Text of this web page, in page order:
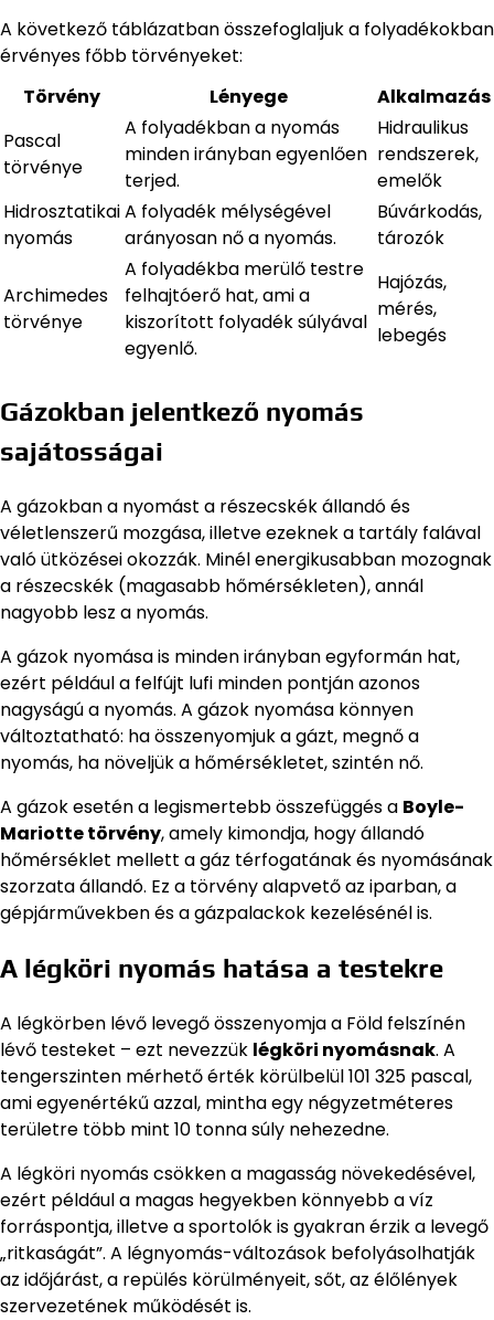
A következő táblázatban összefoglaljuk a folyadékokban
érvényes főbb törvényeket:
Törvény
Lényege
Alkalmazás
Pascal
törvénye
A folyadékban a nyomás
minden irányban egyenlően
terjed.
Hidraulikus
rendszerek,
emelők
Hidrosztatikai
nyomás
A folyadék mélységével
arányosan nő a nyomás.
Búvárkodás,
tározók
Archimedes
törvénye
A folyadékba merülő testre
felhajtóerő hat, ami a
kiszorított folyadék súlyával
egyenlő.
Hajózás,
mérés,
lebegés
Gázokban jelentkező nyomás
sajátosságai
A gázokban a nyomást a részecskék állandó és
véletlenszerű mozgása, illetve ezeknek a tartály falával
való ütközései okozzák. Minél energikusabban mozognak
a részecskék (magasabb hőmérsékleten), annál
nagyobb lesz a nyomás.
A gázok nyomása is minden irányban egyformán hat,
ezért például a felfújt lufi minden pontján azonos
nagyságú a nyomás. A gázok nyomása könnyen
változtatható: ha összenyomjuk a gázt, megnő a
nyomás, ha növeljük a hőmérsékletet, szintén nő.
A gázok esetén a legismertebb összefüggés a Boyle-
Mariotte törvény, amely kimondja, hogy állandó
hőmérséklet mellett a gáz térfogatának és nyomásának
szorzata állandó. Ez a törvény alapvető az iparban, a
gépjárművekben és a gázpalackok kezelésénél is.
A légköri nyomás hatása a testekre
A légkörben lévő levegő összenyomja a Föld felszínén
lévő testeket – ezt nevezzük légköri nyomásnak. A
tengerszinten mérhető érték körülbelül 101 325 pascal,
ami egyenértékű azzal, mintha egy négyzetméteres
területre több mint 10 tonna súly nehezedne.
A légköri nyomás csökken a magasság növekedésével,
ezért például a magas hegyekben könnyebb a víz
forráspontja, illetve a sportolók is gyakran érzik a levegő
„ritkaságát”. A légnyomás-változások befolyásolhatják
az időjárást, a repülés körülményeit, sőt, az élőlények
szervezetének működését is.